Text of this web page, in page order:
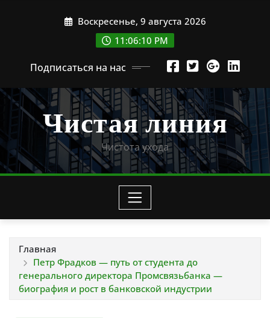
Воскресенье, 9 августа 2026
11:06:11 PM
Подписаться на нас
Чистая линия
Чистота ухода
Главная
Петр Фрадков — путь от студента до
генерального директора Промсвязьбанка —
биография и рост в банковской индустрии